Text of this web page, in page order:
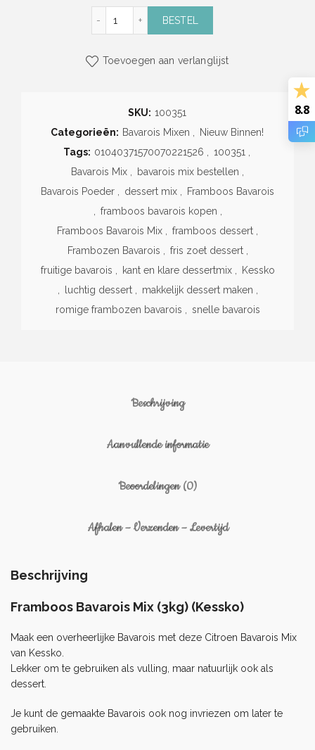
BESTEL
Toevoegen aan verlanglijst
SKU: 100351
Categorieën: Bavarois Mixen
Nieuw Binnen!
Tags: 01040371570070221526 100351
Bavarois Mix
bavarois mix bestellen
Bavarois Poeder
dessert mix
Framboos Bavarois
framboos bavarois kopen
Framboos Bavarois Mix
framboos dessert
Frambozen Bavarois
fris zoet dessert
fruitige bavarois
kant en klare dessertmix
Kessko
luchtig dessert makkelijk dessert maken
romige frambozen bavarois
snelle bavarois
Beschrijving
Aanvullende informatie
Beoordelingen (0)
Afhalen – Verzenden – Levertijd
Beschrijving
Framboos Bavarois Mix (3kg) (Kessko)
Maak een overheerlijke Bavarois met deze Citroen Bavarois Mix
van Kessko.
Lekker om te gebruiken als vulling, maar natuurlijk ook als
dessert.
Je kunt de gemaakte Bavarois ook nog invriezen om later te
gebruiken.
8.8